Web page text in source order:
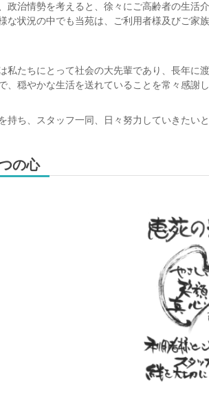
政治情勢を考えると、徐々にご高齢者の生活
な状況の中でも当苑は、ご利用者様及びご家
私たちにとって社会の大先輩であり、長年に
、穏やかな生活を送れていることを常々感謝し
持ち、スタッフ一同、日々努力していきたいと
の心